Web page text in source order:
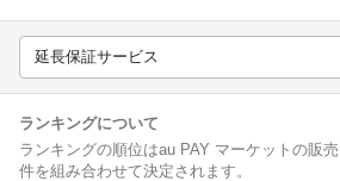
延長保証サービス
ランキングについて
ランキングの順位はau PAY マーケットの販
件を組み合わせて決定されます。